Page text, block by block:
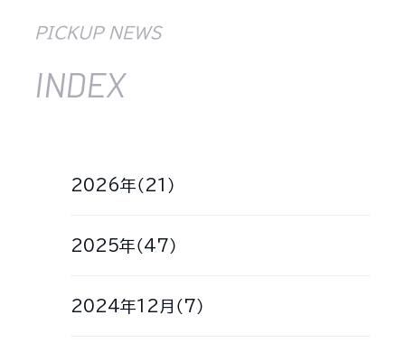
PICKUP NEWS
INDEX
2026年（21）
2025年（47）
2024年12月（7）